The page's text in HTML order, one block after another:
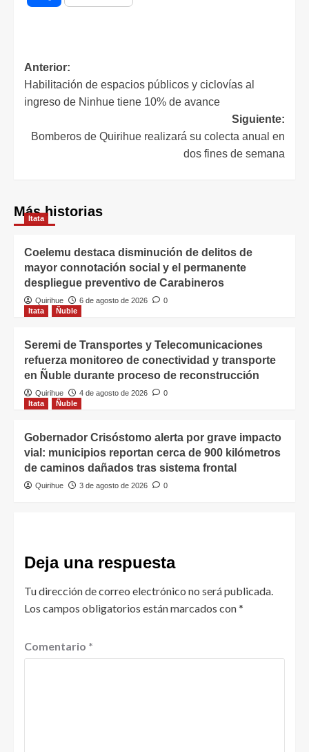
Anterior:
Habilitación de espacios públicos y ciclovías al
ingreso de Ninhue tiene 10% de avance
Siguiente:
Bomberos de Quirihue realizará su colecta anual en
dos fines de semana
Más historias
Itata
Coelemu destaca disminución de delitos de
mayor connotación social y el permanente
despliegue preventivo de Carabineros
Quirihue 6 de agosto de 2026
0
Itata
Ñuble
Seremi de Transportes y Telecomunicaciones
refuerza monitoreo de conectividad y transporte
en Ñuble durante proceso de reconstrucción
Quirihue 4 de agosto de 2026
0
Itata
Ñuble
Gobernador Crisóstomo alerta por grave impacto
vial: municipios reportan cerca de 900 kilómetros
de caminos dañados tras sistema frontal
Quirihue 3 de agosto de 2026 0
Deja una respuesta
Tu dirección de correo electrónico no será publicada.
Los campos obligatorios están marcados con*
Comentario *